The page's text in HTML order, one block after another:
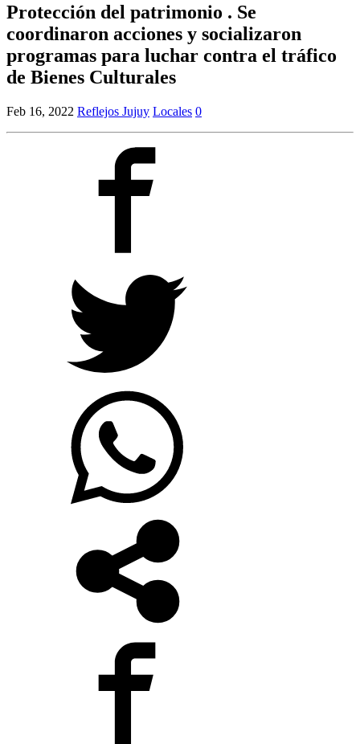
Protección del patrimonio . Se
coordinaron acciones y socializaron
programas para luchar contra el tráfico
de Bienes Culturales
Feb 16, 2022 Reflejos Jujuy Locales 0